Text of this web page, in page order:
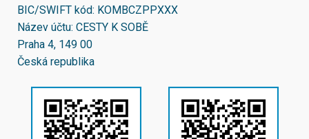
BIC/SWIFT kód: KOMBCZPPXXX
Název účtu: CESTY K SOBĚ
Praha 4, 149 00
Česká republika